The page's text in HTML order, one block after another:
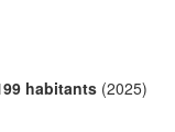
habitants (2025)